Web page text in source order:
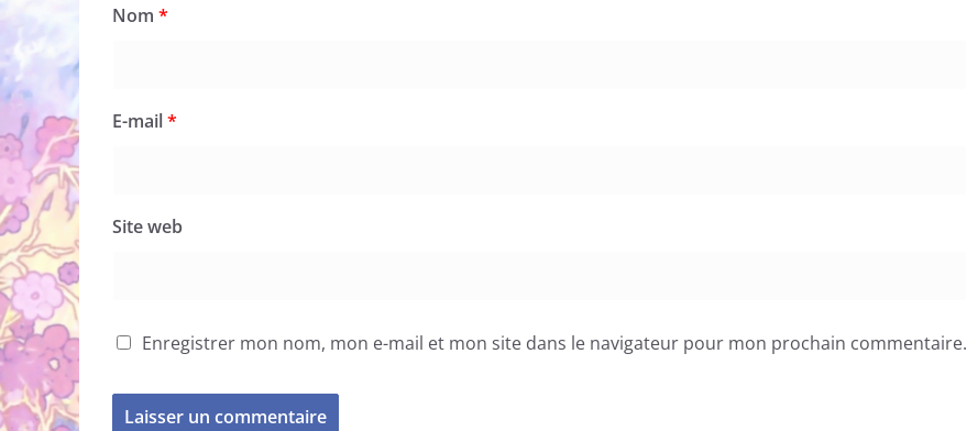
Nom *
E-mail*
Site web
Enregistrer mon nom, mon e-mail et mon site dans le navigateur pour mon prochain commentaire.